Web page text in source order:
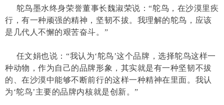
鸵鸟墨水终身荣誉董事长魏淑荣说：“鸵鸟，在沙漠里疾
行，有一种顽强的精神，坚韧不拔。我理解的鸵鸟，应该
是几代人不懈的艰苦奋斗。”
任文娟也说：“我认为‘鸵鸟’这个品牌，选择鸵鸟这样一
种动物，作为自己的品牌形象，其实就是有一种坚韧不拔
的、在沙漠中能够不断前行的这样一种精神在里面。我认
为‘鸵鸟’主要的品牌内核就是创新。”